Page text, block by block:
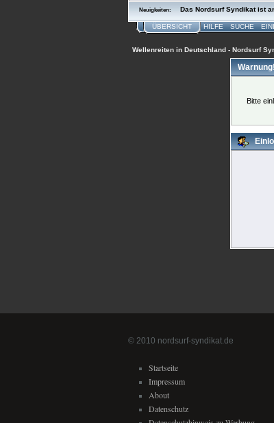
Neuigkeiten: Das Nordsurf Syndikat ist
ÜBERSICHT HILFE SUCHE
Wellenreiten in Deutschland - Nordsurf
Bitte
© 2010 nordsurf-syndikat.de
Startseite
Impressum
About
Datenschutz